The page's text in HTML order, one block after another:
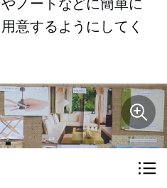
ノートなどに簡単に
意するようにしてく